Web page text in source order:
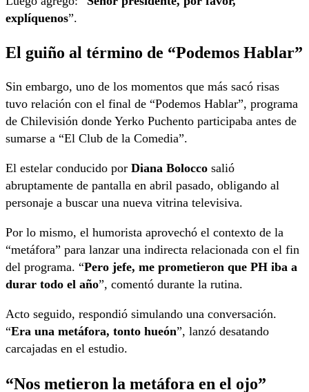
explíquenos”.
El guiño al término de “Podemos Hablar”
Sin embargo, uno de los momentos que más sacó risas
tuvo relación con el final de “Podemos Hablar”, programa
de Chilevisión donde Yerko Puchento participaba antes de
sumarse a “El Club de la Comedia”.
El estelar conducido por Diana Bolocco salió
abruptamente de pantalla en abril pasado, obligando al
personaje a buscar una nueva vitrina televisiva.
Por lo mismo, el humorista aprovechó el contexto de la
“metáfora” para lanzar una indirecta relacionada con el fin
del programa. “Pero jefe, me prometieron que PH iba a
durar todo el año”, comentó durante la rutina.
Acto seguido, respondió simulando una conversación.
“Era una metáfora, tonto hueón”, lanzó desatando
carcajadas en el estudio.
“Nos metieron la metáfora en el ojo”